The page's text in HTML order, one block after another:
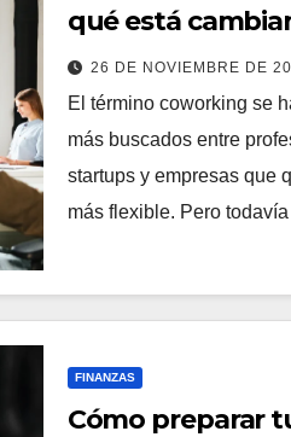
qué está
trabajar
26 DE NOVIEMBRE DE
El término coworking se
más buscados entre
startups y empresas que
más flexible. Pero
FINANZAS
Cómo preparar